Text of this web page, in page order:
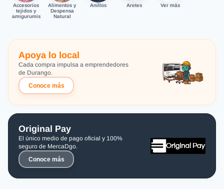
Accesorios
tejidos y
amigurumis
Alimentos y
Despensa
Natural
Anillos Aretes Ver más
Apoya lo local
Cada compra impulsa a emprendedores
de Durango.
Conoce más
Original Pay
El único medio de pago oficial y 100%
seguro de MercaDgo.
Conoce más